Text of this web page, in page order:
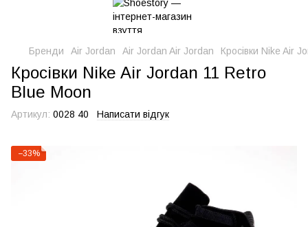
Бренди Air Jordan Air Jordan Air Jordan Кросівки Nike Air
Кросівки Nike Air Jordan 11 Retro
Blue Moon
Артикул: 0028 40 Написати відгук
−33%